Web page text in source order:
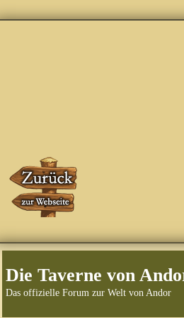
Die Taverne von
Das offizielle Forum zur Welt von Andor